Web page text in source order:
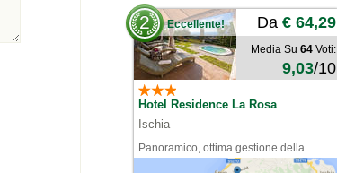
Eccellente!
2 Da € 64,29
Media Su 64 Voti:
9,03/10
Hotel Residence La Rosa
Ischia
Panoramico, ottima gestione della
clientela, servizio navetta puntuale,